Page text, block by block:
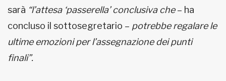
sarà “l’attesa ‘passerella’ conclusiva che– ha
concluso il sottosegretario – potrebbe regalare le
ultime emozioni per l’assegnazione dei punti
finali”.